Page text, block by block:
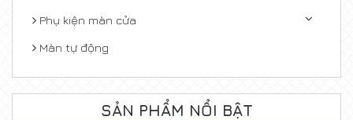
Phụ kiện màn cửa
Màn tự động
SẢN PHẨM NỔI BẬT